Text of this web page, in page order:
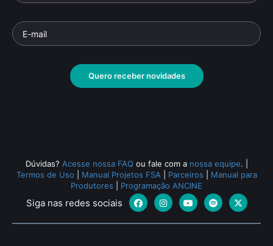
Quero receber novidades
Dúvidas? Acesse nossa FAQ ou fale com a nossa equipe.
Termos de Uso
Manual Projetos FSA Parceiros
Manual para
Produtores
Programação ANCINE
Siga nas redes sociais